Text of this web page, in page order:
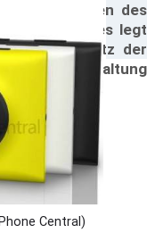
des
the Phones legt
in den Besitz der
Veranstaltung
Central)